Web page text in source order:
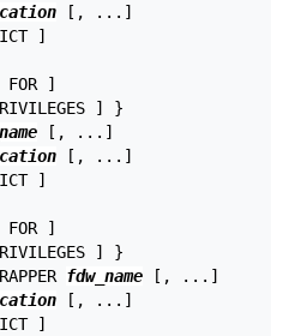
[, ...]
]
FOR ]
] }
[, ...]
[, ...]
]
FOR ]
] }
fdw_name [, ...]
[, ...]
]